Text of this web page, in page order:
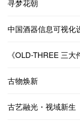
寻梦花朝
中国酒器信息可视化
《OLD-THREE 三
古物焕新
古艺融光・视域新生